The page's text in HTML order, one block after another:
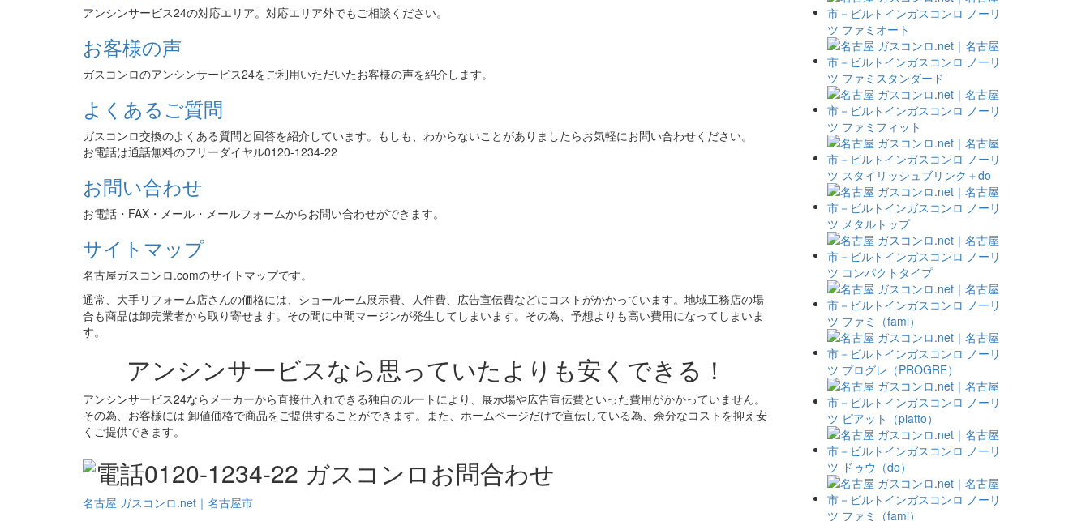
アンシンサービス24の対応エリア。対応エリア外でもご相談ください。
お客様の声
ガスコンロのアンシンサービス24をご利用いただいたお客様の声を紹介します。
よくあるご質問
ガスコンロ交換のよくある質問と回答を紹介しています。もしも、わからないことがありましたらお気軽にお問い合わせください。
お電話は通話無料のフリーダイヤル0120-1234-22
お問い合わせ
お電話・FAX・メール・メールフォームからお問い合わせができます。
サイトマップ
名古屋ガスコンロ.comのサイトマップです。
通常、大手リフォーム店さんの価格には、ショールーム展示費、人件費、広告宣伝費などにコストがかかっています。地域工務店の場
合も商品は卸売業者から取り寄せます。その間に中間マージンが発生してしまいます。その為、予想よりも高い費用になってしまいま
す。
アンシンサービスなら思っていたよりも安くできる！
アンシンサービス24ならメーカーから直接仕入れできる独自のルートにより、展示場や広告宣伝費といった費用がかかっていません。
その為、お客様には 卸値価格で商品をご提供することができます。また、ホームページだけで宣伝している為、余分なコストを抑え安
くご提供できます。
名古屋 ガスコンロ.net｜名古屋市